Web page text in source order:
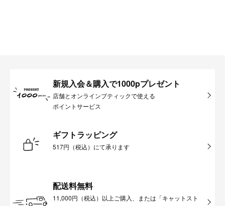
新規入会＆購入で1000pプレゼント
店舗とオンラインブティックで使える
ポイントサービス
ギフトラッピング
517円（税込）にて承ります
配送料無料
11,000円（税込）以上ご購入、または「キャットスト